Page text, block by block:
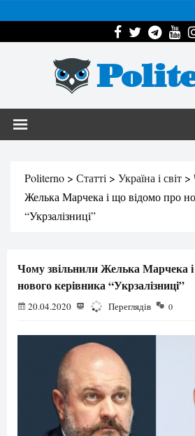
Politerno > Статті > Україна і світ >
Желька Марчека і що відомо про
“Укрзалізниці”
Чому звільнили Желька Марчека
нового керівника “Укрзалізниці”
20.04.2020 2600 Переглядів 0